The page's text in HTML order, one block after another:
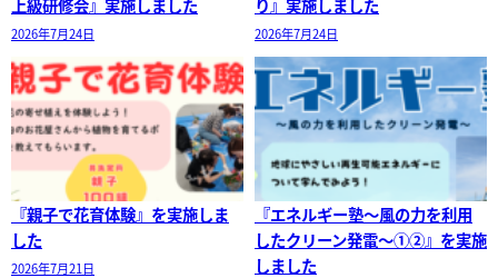
上級研修会』実施しました
2026年7月24日
り』実施しました
2026年7月24日
『親子で花育体験』を実施しま
した
2026年7月21日
『エネルギー塾～風の力を利用
したクリーン発電～①②』を実施
しました